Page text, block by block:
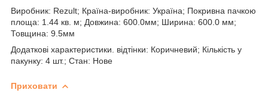
Виробник: Rezult; Країна-виробник: Україна; Покривна пачкою
площа: 1.44 кв. м; Довжина: 600.0мм; Ширина: 600.0 мм;
Товщина: 9.5мм
Додаткові характеристики. відтінки: Коричневий; Кількість у
пакунку: 4 шт.; Стан: Нове
Приховати